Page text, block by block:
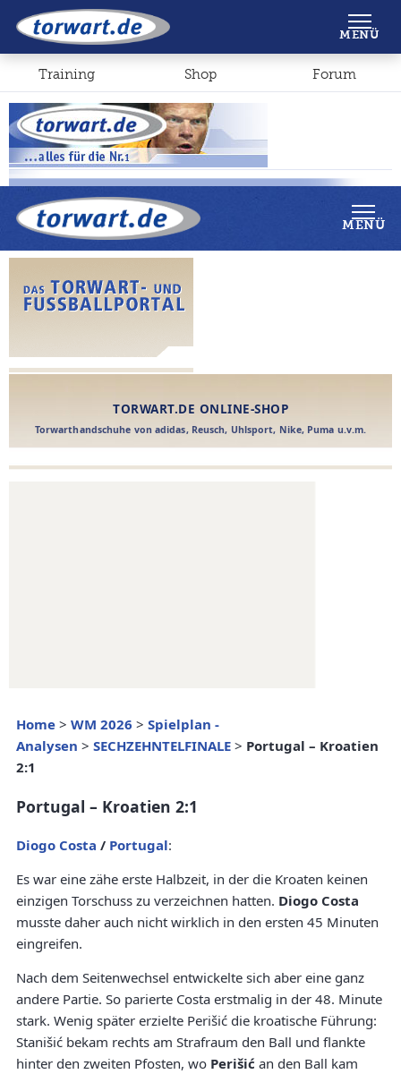
Shop Forum
MENÜ
Home > WM 2026 > Spielplan -
Analysen > SECHZEHNTELFINALE > Portugal – Kroatien
2:1
Portugal – Kroatien 2:1
Diogo Costa / Portugal:
Es war eine zähe erste Halbzeit, in der die Kroaten keinen
einzigen Torschuss zu verzeichnen hatten. Diogo Costa
musste daher auch nicht wirklich in den ersten 45 Minuten
eingreifen.
Nach dem Seitenwechsel entwickelte sich aber eine ganz
andere Partie. So parierte Costa erstmalig in der 48. Minute
stark. Wenig später erzielte Perišić die kroatische Führung:
Stanišić bekam rechts am Strafraum den Ball und flankte
hinter den zweiten Pfosten, wo Perišić an den Ball kam